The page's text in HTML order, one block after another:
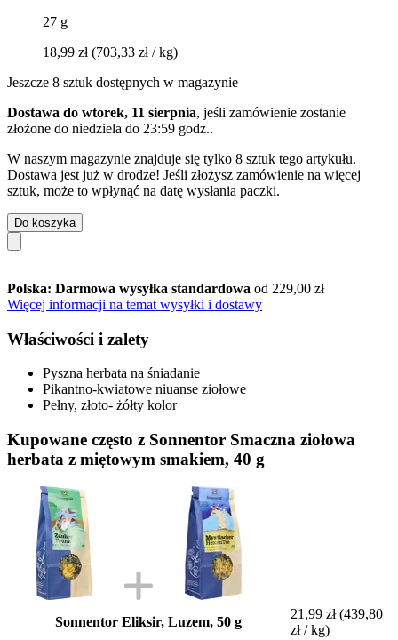
27 g
18,99 zł(703,33 zł / kg)
Jeszcze 8 sztuk dostępnych w magazynie
Dostawa do wtorek, 11 sierpnia, jeśli zamówienie zostanie
złożone do niedziela do 23:59 godz..
W naszym magazynie znajduje się tylko 8 sztuk tego artykułu.
Dostawa jest już w drodze! Jeśli złożysz zamówienie na więcej
sztuk, może to wpłynąć na datę wysłania paczki.
Do koszyka
Polska: Darmowa wysyłka standardowa od 229,00 zł
Więcej informacji na temat wysyłki i dostawy
Właściwości i zalety
Pyszna herbata na śniadanie
Pikantno-kwiatowe niuanse ziołowe
Pełny, złoto- żółty kolor
Kupowane często z Sonnentor Smaczna ziołowa
herbata z miętowym smakiem, 40 g
Sonnentor Eliksir, Luzem, 50 g
21,99 zł (439,80
zł / kg)